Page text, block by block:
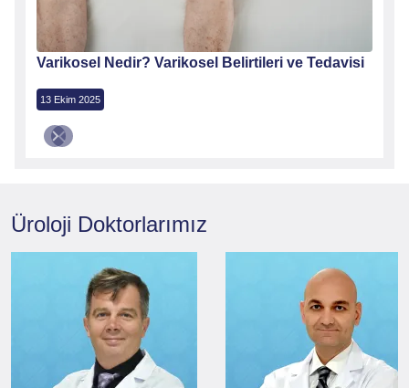
Varikosel Nedir? Varikosel Belirtileri ve Tedavisi
13 Ekim 2025
Üroloji Doktorlarımız